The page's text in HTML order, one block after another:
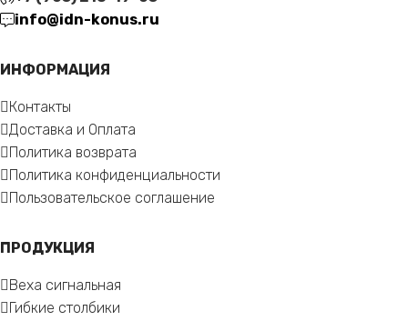
info@idn-konus.ru
ИНФОРМАЦИЯ
Контакты
Доставка и Оплата
Политика возврата
Политика конфиденциальности
Пользовательское соглашение
ПРОДУКЦИЯ
Веха сигнальная
Гибкие столбики